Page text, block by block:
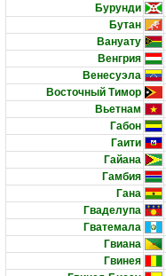
Бурунди
Бутан
Вануату
Венгрия
Венесуэла
Восточный Тимор
Вьетнам
Габон
Гаити
Гайана
Гамбия
Гана
Гваделупа
Гватемала
Гвиана
Гвинея